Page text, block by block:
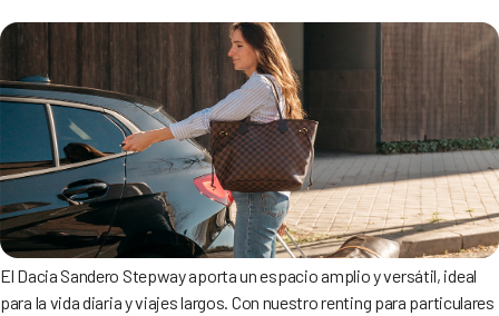
El Dacia Sandero Stepway aporta un espacio amplio y versátil, ideal
para la vida diaria y viajes largos. Con nuestro renting para particulares